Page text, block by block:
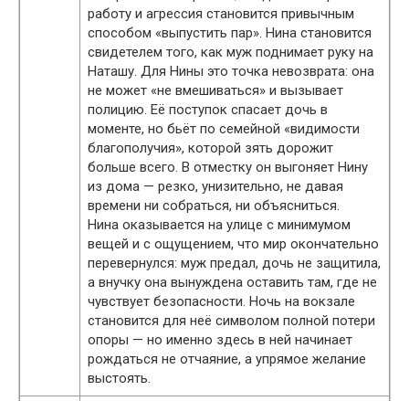
работу и агрессия становится привычным
способом «выпустить пар». Нина становится
свидетелем того, как муж поднимает руку на
Наташу. Для Нины это точка невозврата: она
не может «не вмешиваться» и вызывает
полицию. Её поступок спасает дочь в
моменте, но бьёт по семейной «видимости
благополучия», которой зять дорожит
больше всего. В отместку он выгоняет Нину
из дома — резко, унизительно, не давая
времени ни собраться, ни объясниться.
Нина оказывается на улице с минимумом
вещей и с ощущением, что мир окончательно
перевернулся: муж предал, дочь не защитила,
а внучку она вынуждена оставить там, где не
чувствует безопасности. Ночь на вокзале
становится для неё символом полной потери
опоры — но именно здесь в ней начинает
рождаться не отчаяние, а упрямое желание
выстоять.